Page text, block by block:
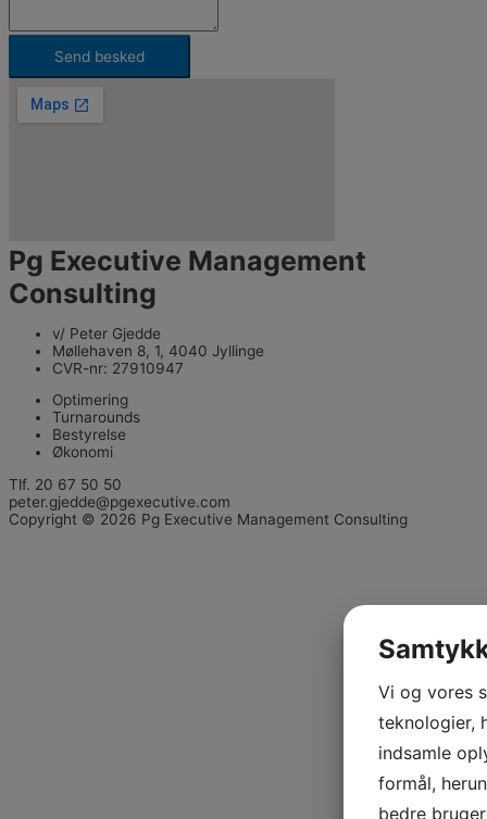
Send besked
Pg Executive Management
Consulting
v/ Peter Gjedde
Møllehaven 8, 1, 4040 Jyllinge
CVR-nr: 27910947
Optimering
Turnarounds
Bestyrelse
Økonomi
Tlf. 20 67 50 50
peter.gjedde@pgexecutive.com
Copyright © 2026 Pg Executive Management Consulting
Vi og vores
teknologier,
indsamle
formål,
bedre